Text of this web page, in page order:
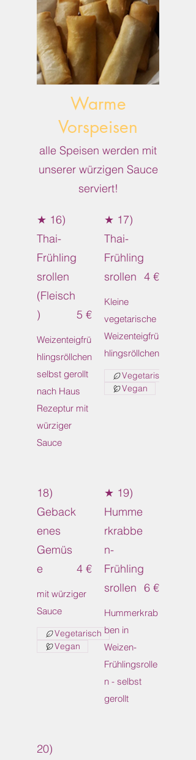
Warme
Vorspeisen
alle Speisen werden mit
unserer würzigen Sauce
serviert!
★ 16)
Thai-
Frühling
srollen
(Fleisch
)
Weizenteigfrü
hlingsröllchen
selbst gerollt
nach Haus
Rezeptur mit
würziger
5 €
★ 17)
Thai-
Frühling
srollen
Kleine
vegetarische
Weizenteigfrü
hlingsröllchen
4 €
Vegetarisch
Vegan
18)
Geback
enes
Gemüs
e
mit würziger
Sauce
4 €
Vegetarisch
Vegan
★ 19)
Humme
rkrabbe
n-
Frühling
srollen
Hummerkrab
ben in
Weizen-
Frühlingsrolle
n - selbst
gerollt
6 €
20)